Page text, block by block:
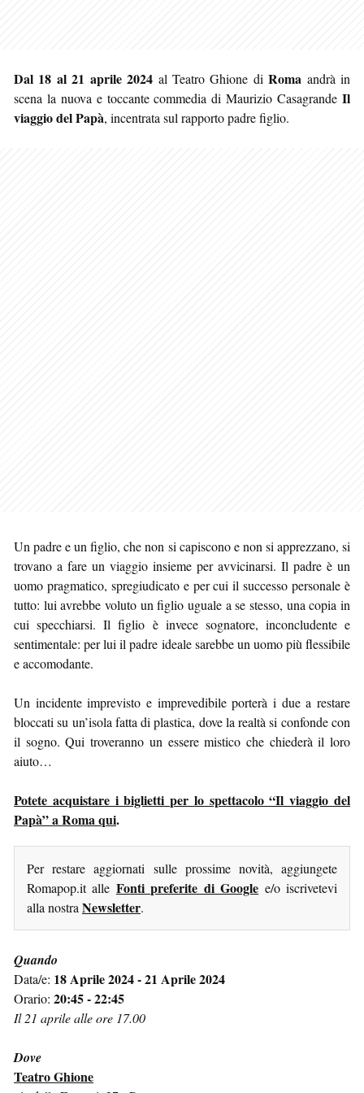
Dal 18 al 21 aprile 2024 al Teatro Ghione diRoma andrà in
scena la nuova e toccante commedia di Maurizio Casagrande Il
viaggio del Papà, incentrata sul rapporto padre figlio.
Un padre e un figlio, che non si capiscono e non si apprezzano, si
trovano a fare un viaggio insieme per avvicinarsi. Il padre è un
uomo pragmatico, spregiudicato e per cui il successo personale è
tutto: lui avrebbe voluto un figlio uguale a se stesso, una copia in
cui specchiarsi. Il figlio è invece sognatore, inconcludente e
sentimentale: per lui il padre ideale sarebbe un uomo più flessibile
e accomodante.
Un incidente imprevisto e imprevedibile porterà i due a restare
bloccati su un’isola fatta di plastica, dove la realtà si confonde con
il sogno. Qui troveranno un essere mistico che chiederà il loro
aiuto…
Potete acquistare i biglietti per lo spettacolo “Il viaggio del
Papà” a Roma qui.
Per restare aggiornati sulle prossime novità, aggiungete
Romapop.it alle Fonti preferite di Google e/o iscrivetevi
alla nostra Newsletter.
Quando
Data/e: 18 Aprile 2024 - 21 Aprile 2024
Orario: 20:45 - 22:45
Il 21 aprile alle ore 17.00
Dove
Teatro Ghione